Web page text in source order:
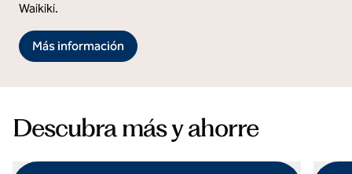
Waikiki.
Más información
Descubra más y ahorre